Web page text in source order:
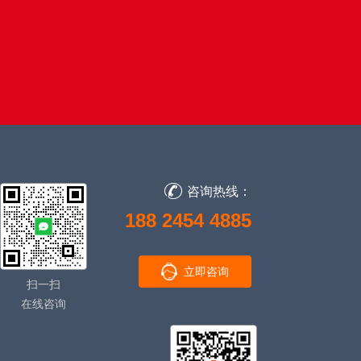
咨询热线：
188 2454 4885
立即咨询
扫一扫
在线咨询